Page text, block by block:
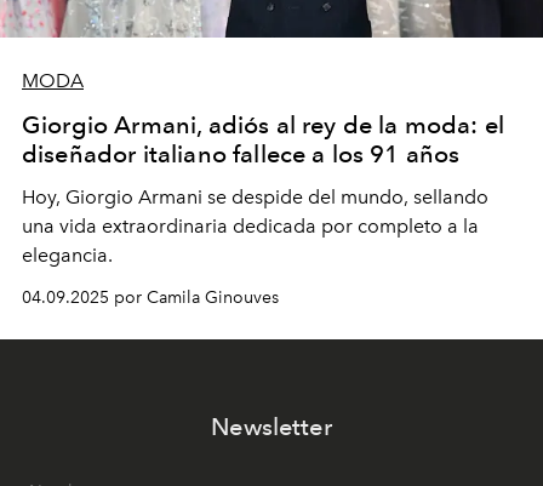
MODA
Giorgio Armani, adiós al rey de la moda: el
diseñador italiano fallece a los 91 años
Hoy, Giorgio Armani se despide del mundo, sellando
una vida extraordinaria dedicada por completo a la
elegancia.
04.09.2025 por Camila Ginouves
Newsletter